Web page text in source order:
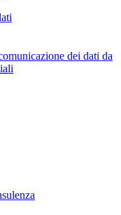
dei dati da